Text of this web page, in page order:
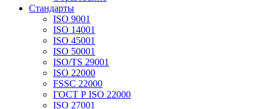
Стандарты
ISO 9001
ISO 14001
ISO 45001
ISO 50001
ISO/TS 29001
ISO 22000
FSSC 22000
ГОСТ Р ISO 22000
ISO 27001